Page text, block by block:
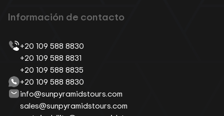
Información de contacto
+20 109 588 8830
+20 109 588 8831
+20 109 588 8835
+20 109 588 8830
info@sunpyramidstours.com
sales@sunpyramidstours.com